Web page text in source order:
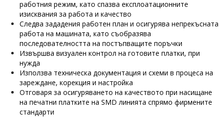
работния режим, като спазва експлоатационните
изисквания за работа и качество
Следва зададения работен план и осигурява непрекъсната
работа на машината, като съобразява
последователността на постъпващите поръчки
Извършва визуален контрол на готовите платки, при
нужда
Използва техническа документация и схеми в процеса на
зареждане, корекция и настройка
Отговаря за осигуряването на качеството при насищане
на печатни платките на SMD линията спрямо фирмените
стандарти